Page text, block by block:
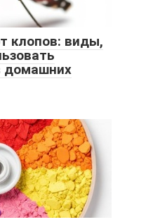
клопов: виды,
домашних